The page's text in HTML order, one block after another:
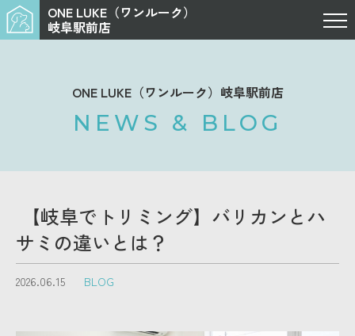
ONE LUKE（ワンルーク）
岐阜駅前店
ONE LUKE（ワンルーク）岐阜駅前店
NEWS & BLOG
【岐阜でトリミング】バリカンとハ
サミの違いとは？
2026.06.15 BLOG